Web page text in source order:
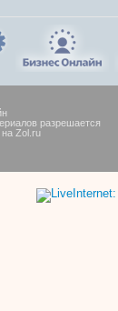
разрешается
на Zol.ru